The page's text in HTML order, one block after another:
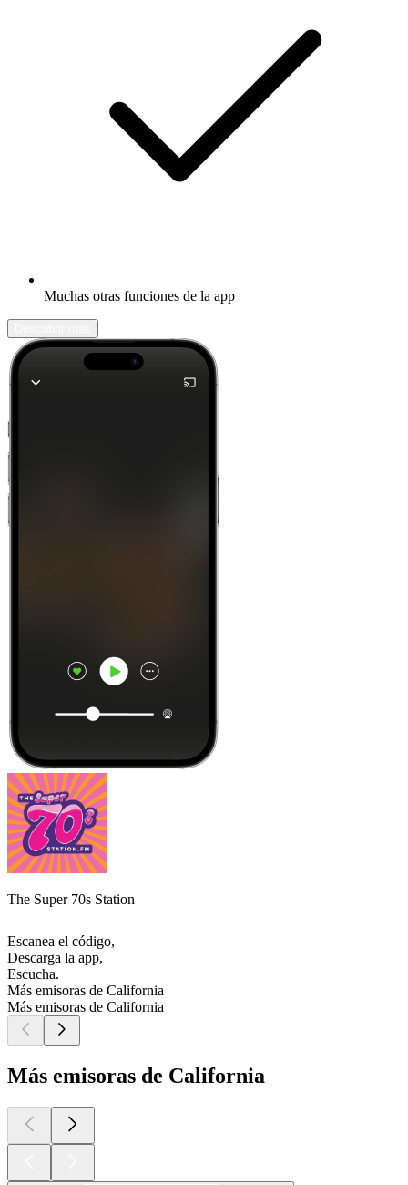
Muchas otras funciones de la app
The Super 70s Station
Escanea el código,
Descarga la app,
Escucha.
Más emisoras de California
Más emisoras de California
Más emisoras de California